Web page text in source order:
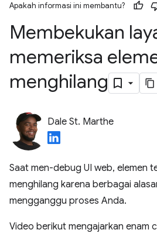
Apakah informasi ini membantu?
Membekukan
memeriksa
menghilang
Dale St. Marthe
Saat men-debug UI web, elemen
menghilang karena berbagai
mengganggu proses Anda.
Video berikut mengajarkan enam